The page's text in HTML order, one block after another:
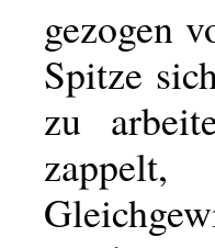
gezogen
Spitze
zu